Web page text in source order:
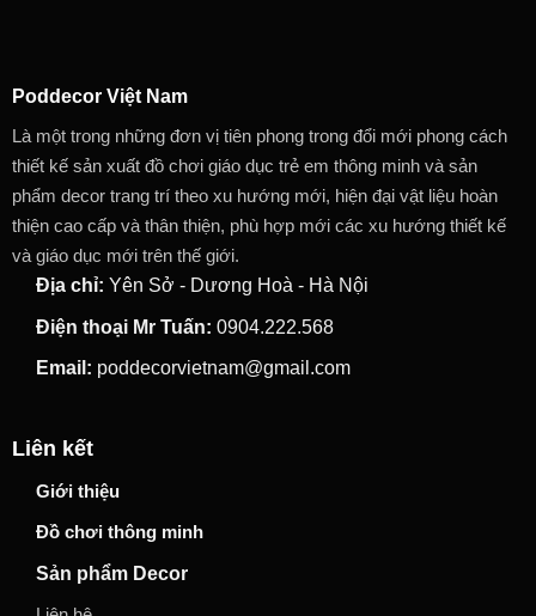
Poddecor Việt Nam
Là một trong những đơn vị tiên phong trong đổi mới phong cách
thiết kế sản xuất đồ chơi giáo dục trẻ em thông minh và sản
phẩm decor trang trí theo xu hướng mới, hiện đại vật liệu hoàn
thiện cao cấp và thân thiện, phù hợp mới các xu hướng thiết kế
và giáo dục mới trên thế giới.
Địa chỉ: Yên Sở - Dương Hoà - Hà Nội
Điện thoại Mr Tuấn: 0904.222.568
Email: poddecorvietnam@gmail.com
Liên kết
Giới thiệu
Đồ chơi thông minh
Sản phẩm Decor